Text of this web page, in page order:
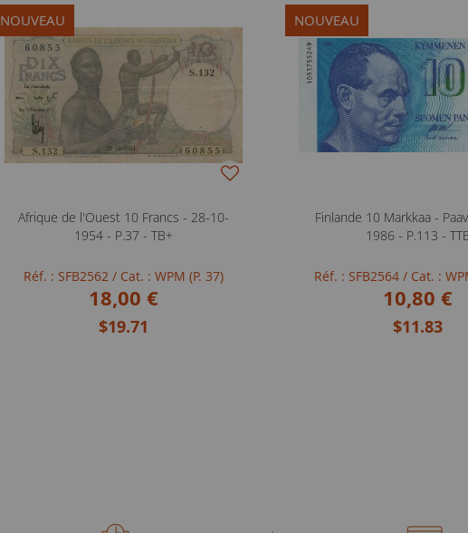
NOUVEAU
Afrique de l'Ouest 10 Francs - 28-10-
1954 - P.37 - TB+
Réf. : SFB2562 / Cat. : WPM (P. 37)
18,00 €
$19.71
NOUVEAU
Finlande 10 Markkaa -
1986 - P.113 -
Réf. : SFB2564 / Cat. :
10,80 €
$11.83